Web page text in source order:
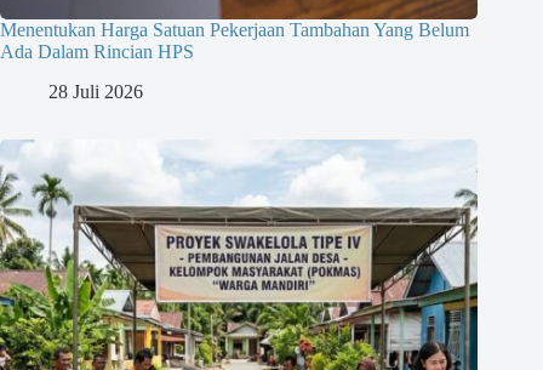
Menentukan Harga Satuan Pekerjaan Tambahan Yang Belum
Ada Dalam Rincian HPS
28 Juli 2026